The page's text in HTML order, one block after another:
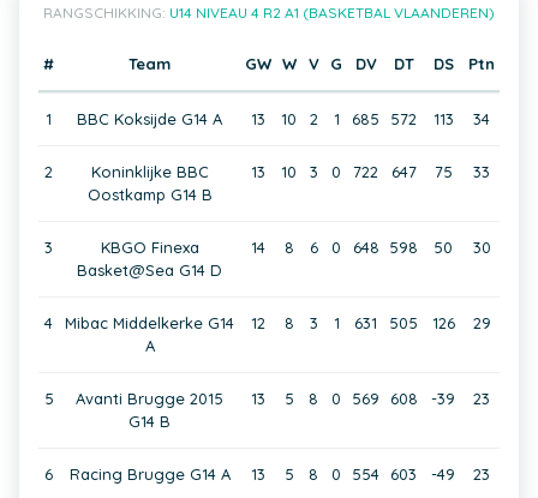
RANGSCHIKKING: U14 NIVEAU 4 R2 A1 (BASKETBAL VLAANDEREN)
# Team GW W V G DV DT DS Ptn
1 BBC Koksijde G14 A 13 10 2 1 685 572 113 34
2
Koninklijke BBC
Oostkamp G14 B
13 10 3 0 722 647 75 33
3
KBGO Finexa
Basket@Sea G14 D
14 8 6 0 648 598 50 30
4
Mibac Middelkerke G14
A
12 8 3 1 631 505 126 29
5
Avanti Brugge 2015
G14 B
13 5 8 0 569 608 -39 23
6 Racing Brugge G14 A 13 5 8 0 554 603 -49 23